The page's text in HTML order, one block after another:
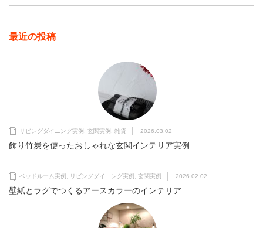
最近の投稿
リビングダイニング実例 玄関実例 雑貨 2026.03.02
飾り竹炭を使ったおしゃれな玄関インテリア実例
ベッドルーム実例 リビングダイニング実例 玄関実例 2026.02.02
壁紙とラグでつくるアースカラーのインテリア